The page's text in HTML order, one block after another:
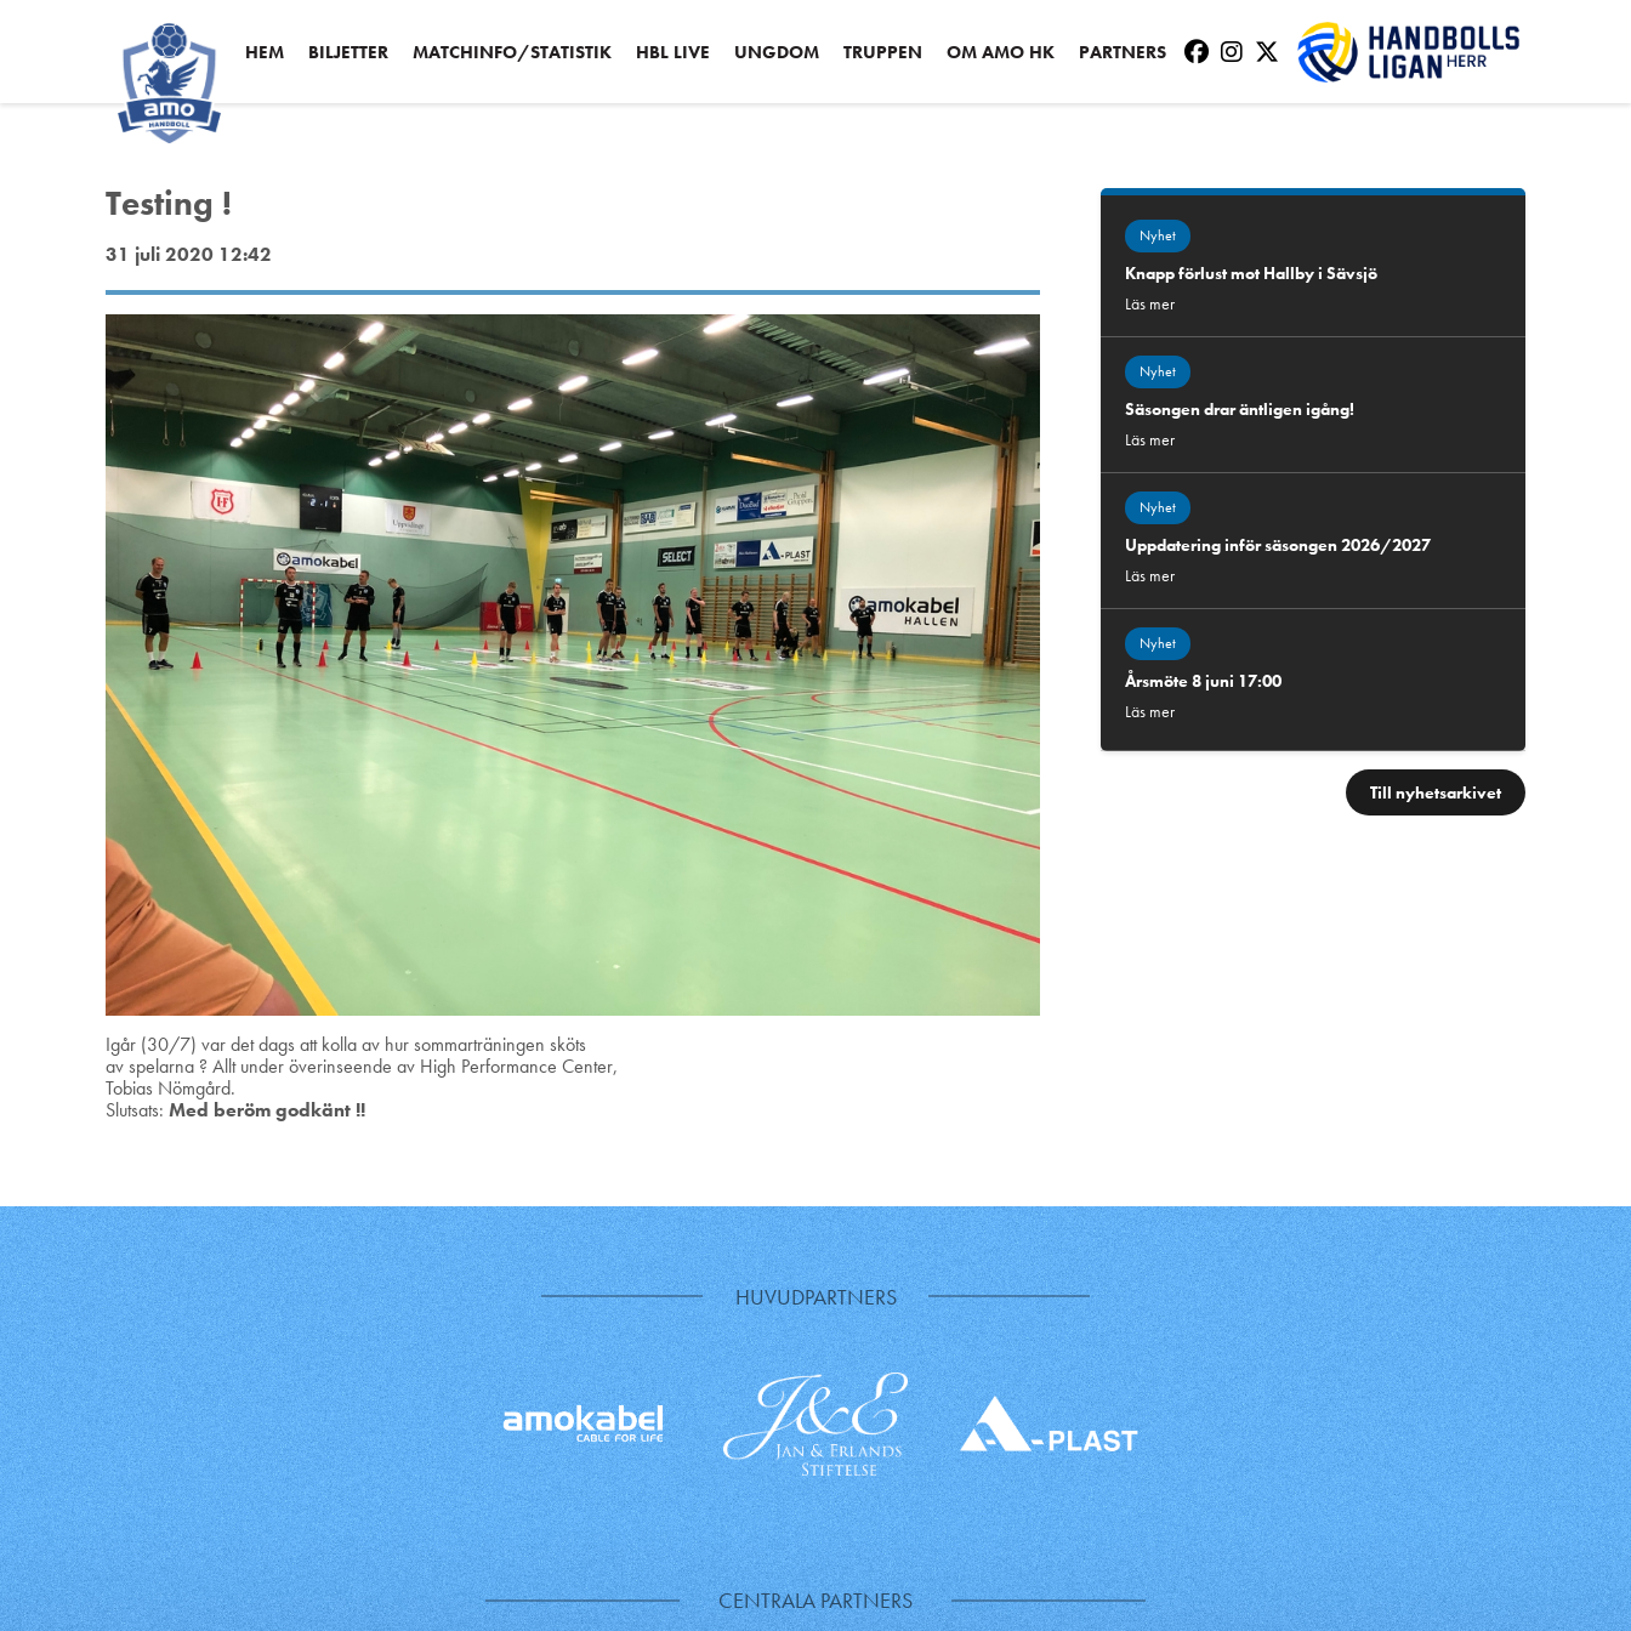
HEM BILJETTER MATCHINFO/STATISTIK HBL LIVE UNGDOM TRUPPEN OM AMO HK PARTNERS
Testing !
31 juli 2020 12:42
Igår (30/7) var det dags att kolla av hur sommarträningen sköts
av spelarna ? Allt under överinseende av High Performance Center,
Tobias Nömgård.
Slutsats: Med beröm godkänt !!
Nyhet
Knapp förlust mot Hallby i Sävsjö
Läs mer
Nyhet
Säsongen drar äntligen igång!
Läs mer
Nyhet
Uppdatering inför säsongen 2026/2027
Läs mer
Nyhet
Årsmöte 8 juni 17:00
Läs mer
Till nyhetsarkivet
HUVUDPARTNERS
CENTRALA PARTNERS